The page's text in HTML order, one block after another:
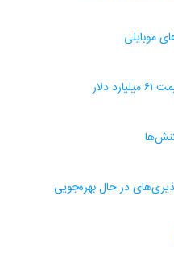
موبایلی